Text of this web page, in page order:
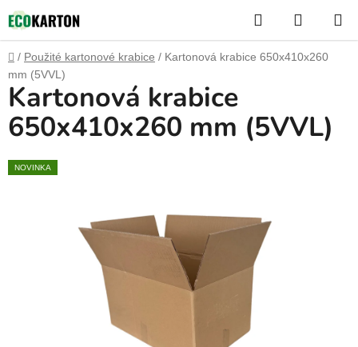
Přejít
na
Hledat
KOŠÍK
Domů
/ Použité kartonové krabice / Kartonová krabice 650x410x260
mm (5VVL)
Kartonová krabice
650x410x260 mm (5VVL)
NOVINKA